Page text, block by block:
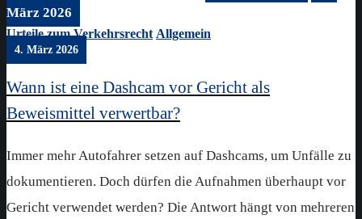
März 2026
Urteile zum Verkehrsrecht Allgemein
4. März 2026
Wann ist eine Dashcam vor Gericht als
Beweismittel verwertbar?
Immer mehr Autofahrer setzen auf Dashcams, um Unfälle zu
dokumentieren. Doch dürfen die Aufnahmen überhaupt vor
Gericht verwendet werden? Die Antwort hängt von mehreren